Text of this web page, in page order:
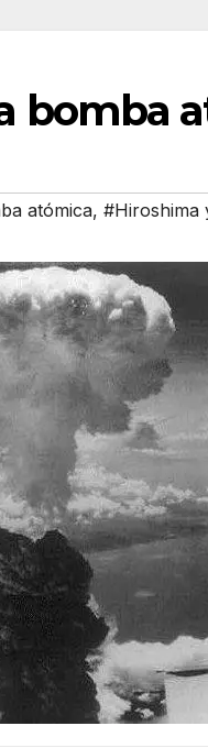
bomba
atómica, #Hiroshima